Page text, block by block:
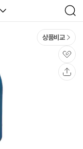
검
색
상품비교
관
심